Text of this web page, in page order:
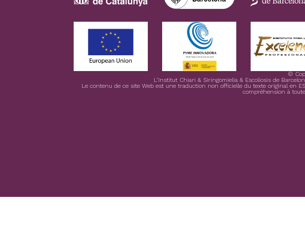
©
L’Institut Chiari & Siringomielia & Escoliosis de
Le contenu de ce site Web est une traduction non officielle du texte original en
compréhension à